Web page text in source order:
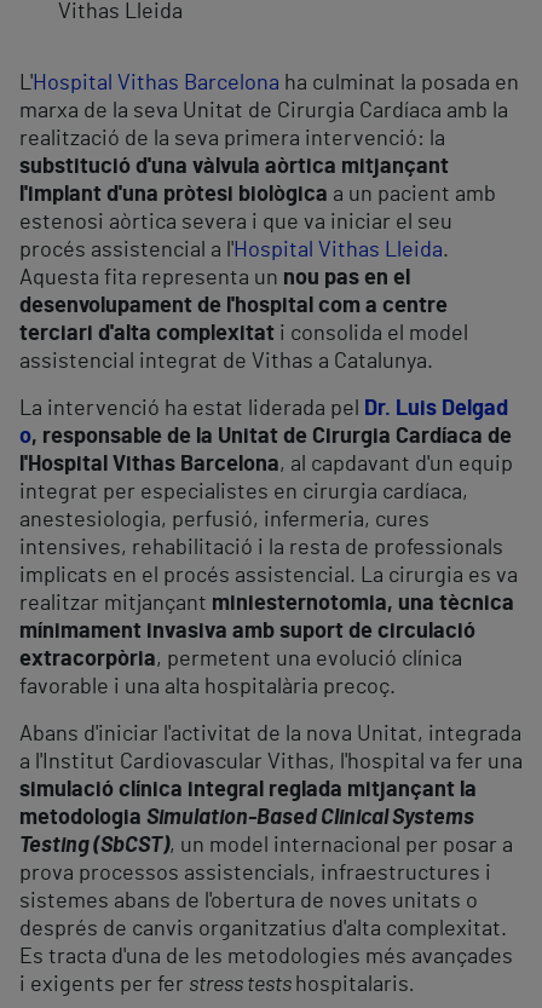
Vithas Lleida
L'Hospital Vithas Barcelona ha culminat la posada en
marxa de la seva Unitat de Cirurgia Cardíaca amb la
realització de la seva primera intervenció: la
substitució d'una vàlvula aòrtica mitjançant
l'implant d'una pròtesi biològica a un pacient amb
estenosi aòrtica severa i que va iniciar el seu
procés assistencial a l'Hospital Vithas Lleida.
Aquesta fita representa un nou pas en el
desenvolupament de l'hospital com a centre
terciari d'alta complexitat i consolida el model
assistencial integrat de Vithas a Catalunya.
La intervenció ha estat liderada pel
Dr. Luis Delgad
o, responsable de la Unitat de Cirurgia Cardíaca de
l'Hospital Vithas Barcelona, al capdavant d'un equip
integrat per especialistes en cirurgia cardíaca,
anestesiologia, perfusió, infermeria, cures
intensives, rehabilitació i la resta de professionals
implicats en el procés assistencial. La cirurgia es va
realitzar mitjançant miniesternotomia, una tècnica
mínimament invasiva amb suport de circulació
extracorpòria, permetent una evolució clínica
favorable i una alta hospitalària precoç.
Abans d'iniciar l'activitat de la nova Unitat, integrada
a l'Institut Cardiovascular Vithas, l'hospital va fer una
simulació clínica integral reglada mitjançant la
metodologia Simulation-Based Clinical Systems
Testing (SbCST), un model internacional per posar a
prova processos assistencials, infraestructures i
sistemes abans de l'obertura de noves unitats o
després de canvis organitzatius d'alta complexitat.
Es tracta d'una de les metodologies més avançades
i exigents per fer stress tests hospitalaris.